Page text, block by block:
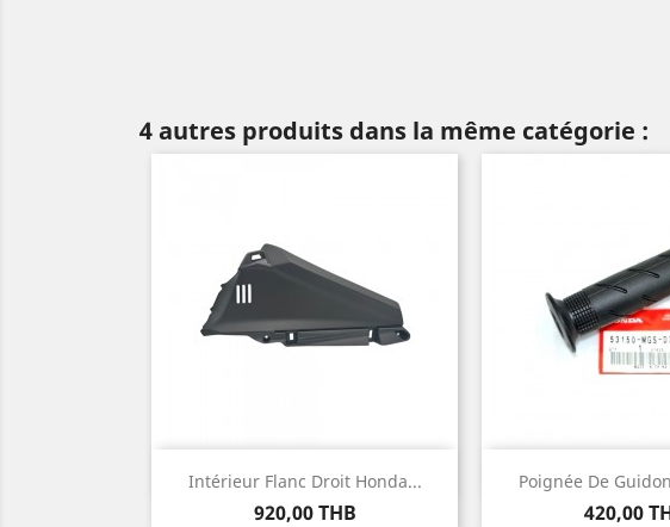
4 autres produits dans la même catégorie :
Intérieur Flanc Droit Honda...
Prix
920,00 THB
Aperçu rapide Poignée De
Prix
420,00
 Aperçu